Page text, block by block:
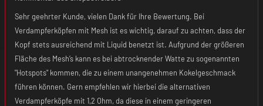
Sehr geehrter Kunde, vielen Dank für Ihre Bewertung. Bei
Verdampferköpfen mit Mesh ist es wichtig, darauf zu achten, dass der
Kopf stets ausreichend mit Liquid benetzt ist. Aufgrund der größeren
Fläche des Mesh’s kann es bei abtrocknender Watte zu sogenannten
"Hotspots" kommen, die zu einem unangenehmen Kokelgeschmack
führen können. Gern empfehlen wir hierbei die alternativen
Verdampferköpfe mit 1,2 Ohm, da diese in einem geringeren